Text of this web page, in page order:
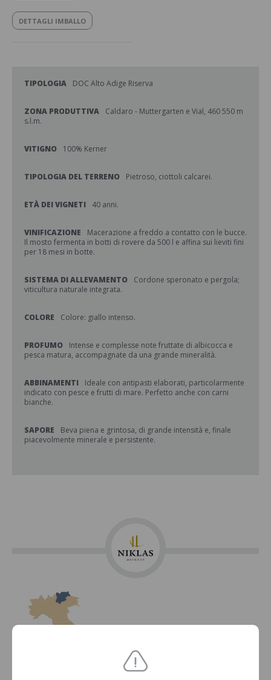
DETTAGLI IMBALLO
TIPOLOGIA DOC Alto Adige Riserva
ZONA PRODUTTIVA
Caldaro - Muttergarten e Vial, 460 550 m
s.l.m.
VITIGNO 100% Kerner
TIPOLOGIA DEL TERRENO Pietroso, ciottoli calcarei.
ETÀ DEI VIGNETI 40 anni.
VINIFICAZIONE
Macerazione a freddo a contatto con le bucce.
Il mosto fermenta in botti di rovere da 500 l e affina sui lieviti fini
per 18 mesi in botte.
SISTEMA DI ALLEVAMENTO
Cordone speronato e pergola;
viticultura naturale integrata.
COLORE Colore: giallo intenso.
PROFUMO
Intense e complesse note fruttate di albicocca e
pesca matura, accompagnate da una grande mineralità.
ABBINAMENTI
Ideale con antipasti elaborati, particolarmente
indicato con pesce e frutti di mare. Perfetto anche con carni
bianche.
SAPORE
Beva piena e grintosa, di grande intensità e, finale
piacevolmente minerale e persistente.